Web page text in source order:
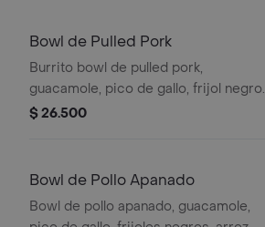
Bowl de Pulled Pork
Burrito bowl de pulled pork,
guacamole, pico de gallo, frijol negro,
arroz achiote y lechuga.
$ 26.500
Bowl de Pollo Apanado
Bowl de pollo apanado, guacamole,